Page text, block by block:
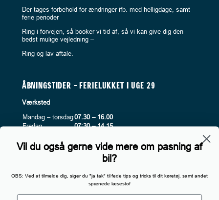
Der tages forbehold for ændringer ifb. med helligdage, samt
ferie perioder
Ring i forvejen, så booker vi tid af, så vi kan give dig den
bedst mulige vejledning –
Ring og lav aftale.
ÅBNINGSTIDER – FERIELUKKET I UGE 29
Værksted
Mandag – torsdag07.30 – 16.00
Fredag
07:30 – 14.15
Søndag
Lukket
Vil du også gerne vide mere om pasning af
bil?
OBS: Ved at tilmelde dig, siger du "ja tak" til fede tips og tricks til dit køretøj, samt andet
spænede læsestof